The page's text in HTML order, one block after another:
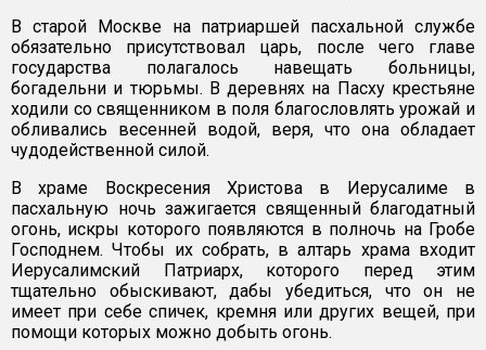
В старой Москве на патриаршей пасхальной службе
обязательно присутствовал царь, после чего главе
государства полагалось навещать больницы,
богадельни и тюрьмы. В деревнях на Пасху крестьяне
ходили со священником в поля благословлять урожай и
обливались весенней водой, веря, что она обладает
чудодейственной силой.
В храме Воскресения Христова в Иерусалиме в
пасхальную ночь зажигается священный благодатный
огонь, искры которого появляются в полночь на Гробе
Господнем. Чтобы их собрать, в алтарь храма входит
Иерусалимский Патриарх, которого перед этим
тщательно обыскивают, дабы убедиться, что он не
имеет при себе спичек, кремня или других вещей, при
помощи которых можно добыть огонь.